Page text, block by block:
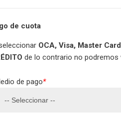
de cuota
OCA, Visa, Master Card
de lo contrario no podremos
de pago*